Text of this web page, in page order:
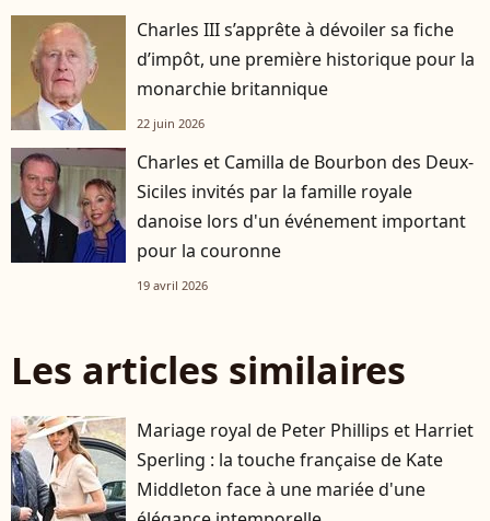
Charles III s’apprête à dévoiler sa fiche
d’impôt, une première historique pour la
monarchie britannique
22 juin 2026
Charles et Camilla de Bourbon des Deux-
Siciles invités par la famille royale
danoise lors d'un événement important
pour la couronne
19 avril 2026
Les articles similaires
Mariage royal de Peter Phillips et Harriet
Sperling : la touche française de Kate
Middleton face à une mariée d'une